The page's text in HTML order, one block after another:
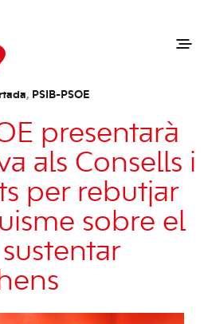
, PSIB-PSOE
presentarà
als Consells i
per rebutjar
sobre el